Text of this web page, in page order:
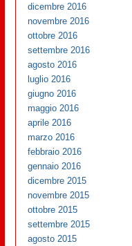
dicembre 2016
novembre 2016
ottobre 2016
settembre 2016
agosto 2016
luglio 2016
giugno 2016
maggio 2016
aprile 2016
marzo 2016
febbraio 2016
gennaio 2016
dicembre 2015
novembre 2015
ottobre 2015
settembre 2015
agosto 2015